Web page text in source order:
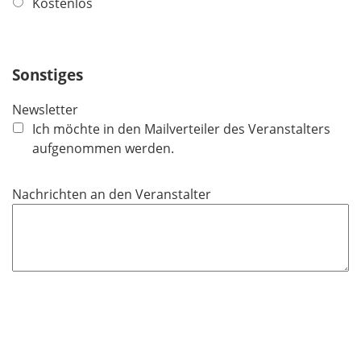
h
f
e
l
Sonstiges
Newsletter
Ich möchte in den Mailverteiler des Veranstalters
aufgenommen werden.
Nachrichten an den Veranstalter